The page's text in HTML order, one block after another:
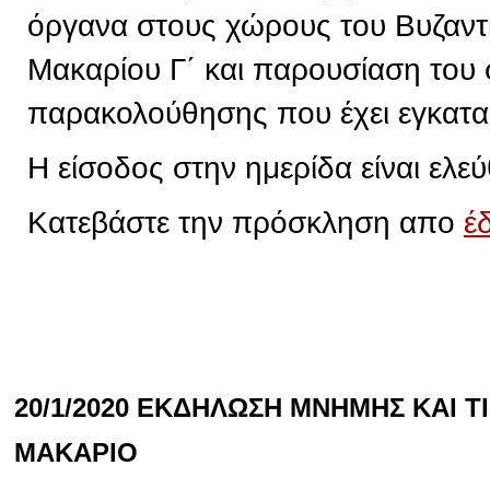
όργανα στους χώρους του
Μακαρίου Γ΄ και παρουσίαση του
παρακολούθησης που έχει
Η είσοδος στην ημερίδα είναι
Κατεβάστε την πρόσκληση απο
20/1/2020 ΕΚΔΗΛΩΣΗ ΜΝΗΜΗΣ ΚΑΙ
ΜΑΚΑΡΙΟ